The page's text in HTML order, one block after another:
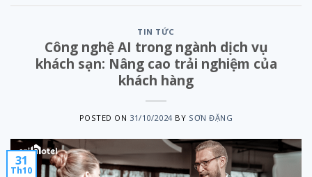
TIN TỨC
Công nghệ AI trong ngành dịch vụ
khách sạn: Nâng cao trải nghiệm của
khách hàng
POSTED ON 31/10/2024BY SƠN ĐẶNG
31
Th10